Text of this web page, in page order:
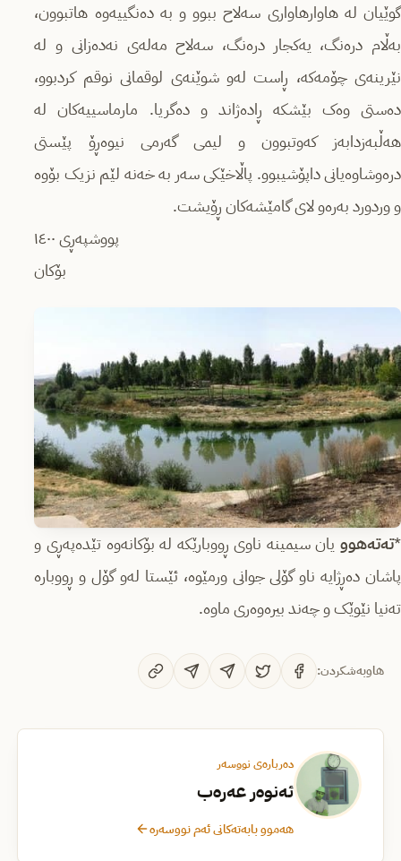
گوێیان له هاوارهاواری سه‌لاح ببوو و به‌ ده‌نگییه‌وه‌ هاتبوون،
به‌ڵام دره‌نگ، یه‌کجار دره‌نگ، سه‌لاح مه‌له‌ی نه‌ده‌زانی و لە
نێرینەی چۆمەکە، ڕاست لەو شوێنەی لوقمانی نوقم کردبوو،
دەستی وەک بێشکە ڕادەژاند و دەگریا. مارماسییه‌کان له‌
هه‌ڵبه‌زدابه‌ز که‌وتبوون و لیمی گه‌رمی نیوەڕۆ پێستی
دره‌وشاوه‌یانی داپۆشیبوو. پاڵاخێکی سه‌ر به‌ خه‌نه‌ لێم نزیک بۆوه‌
و وردورد به‌ره‌و لای گامێشه‌کان ڕۆیشت.
پووشپه‌ڕی ١٤٠٠
بۆکان
*ته‌ته‌هوو یان سیمینه‌ ناوی ڕووبارێکه‌ له‌ بۆکانه‌وه‌ تێده‌په‌ڕی و
پاشان ده‌ڕژایه‌ ناو گۆلی جوانی ورمێوه، ئێستا له‌و گۆل و ڕووباره‌
ته‌نیا نێوێک و چه‌ند بیره‌وه‌ری ماوه‌.
هاوبەشکردن:
دەربارەی نووسەر
ئەنوەر عەرەب
هەموو بابەتەکانی ئەم نووسەرە